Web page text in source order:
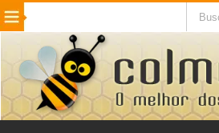
Beleza Cinema e TV
Internet Jogos NotÃ­cias
VeÃ­culos Adulto